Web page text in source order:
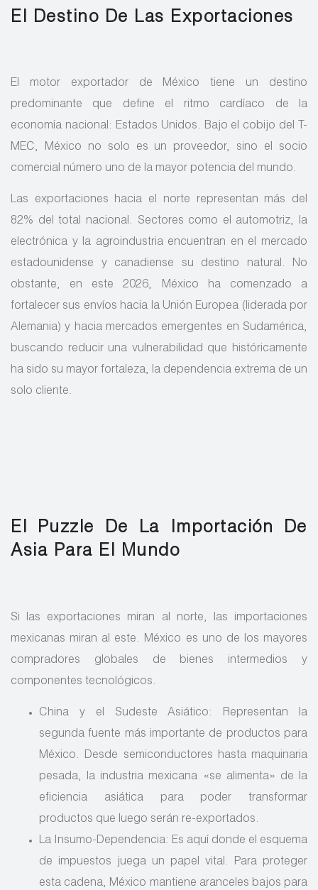
El Destino De Las Exportaciones
El motor exportador de México tiene un destino
predominante que define el ritmo cardíaco de la
economía nacional: Estados Unidos. Bajo el cobijo del T-
MEC, México no solo es un proveedor, sino el socio
comercial número uno de la mayor potencia del mundo.
Las exportaciones hacia el norte representan más del
82% del total nacional. Sectores como el automotriz, la
electrónica y la agroindustria encuentran en el mercado
estadounidense y canadiense su destino natural. No
obstante, en este 2026, México ha comenzado a
fortalecer sus envíos hacia la Unión Europea (liderada por
Alemania) y hacia mercados emergentes en Sudamérica,
buscando reducir una vulnerabilidad que históricamente
ha sido su mayor fortaleza, la dependencia extrema de un
solo cliente.
El Puzzle De La Importación De
Asia Para El Mundo
Si las exportaciones miran al norte, las importaciones
mexicanas miran al este. México es uno de los mayores
compradores globales de bienes intermedios y
componentes tecnológicos.
China y el Sudeste Asiático: Representan la
segunda fuente más importante de productos para
México. Desde semiconductores hasta maquinaria
pesada, la industria mexicana «se alimenta» de la
eficiencia asiática para poder transformar
productos que luego serán re-exportados.
La Insumo-Dependencia: Es aquí donde el esquema
de impuestos juega un papel vital. Para proteger
esta cadena, México mantiene aranceles bajos para